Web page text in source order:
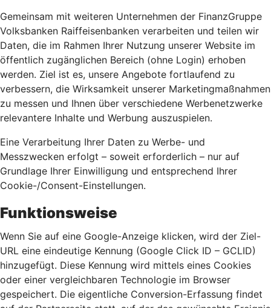
Gemeinsam mit weiteren Unternehmen der FinanzGruppe
Volksbanken Raiffeisenbanken verarbeiten und teilen wir
Daten, die im Rahmen Ihrer Nutzung unserer Website im
öffentlich zugänglichen Bereich (ohne Login) erhoben
werden. Ziel ist es, unsere Angebote fortlaufend zu
verbessern, die Wirksamkeit unserer Marketingmaßnahmen
zu messen und Ihnen über verschiedene Werbenetzwerke
relevantere Inhalte und Werbung auszuspielen.
Eine Verarbeitung Ihrer Daten zu Werbe- und
Messzwecken erfolgt – soweit erforderlich – nur auf
Grundlage Ihrer Einwilligung und entsprechend Ihrer
Cookie-/Consent-Einstellungen.
Funktionsweise
Wenn Sie auf eine Google-Anzeige klicken, wird der Ziel-
URL eine eindeutige Kennung (Google Click ID – GCLID)
hinzugefügt. Diese Kennung wird mittels eines Cookies
oder einer vergleichbaren Technologie im Browser
gespeichert. Die eigentliche Conversion-Erfassung findet